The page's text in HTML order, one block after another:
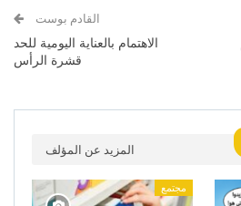
القادم بوست
الاهتمام بالعناية اليومية للحد
قشرة الرأس
المزيد عن المؤلف
مجتمع